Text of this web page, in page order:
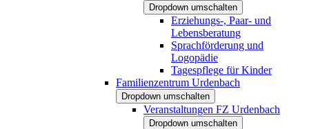
Dropdown umschalten
Erziehungs-, Paar- und
Lebensberatung
Sprachförderung und
Logopädie
Tagespflege für Kinder
Familienzentrum Urdenbach
Dropdown umschalten
Veranstaltungen FZ Urdenbach
Dropdown umschalten